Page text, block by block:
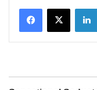
Facebook
X